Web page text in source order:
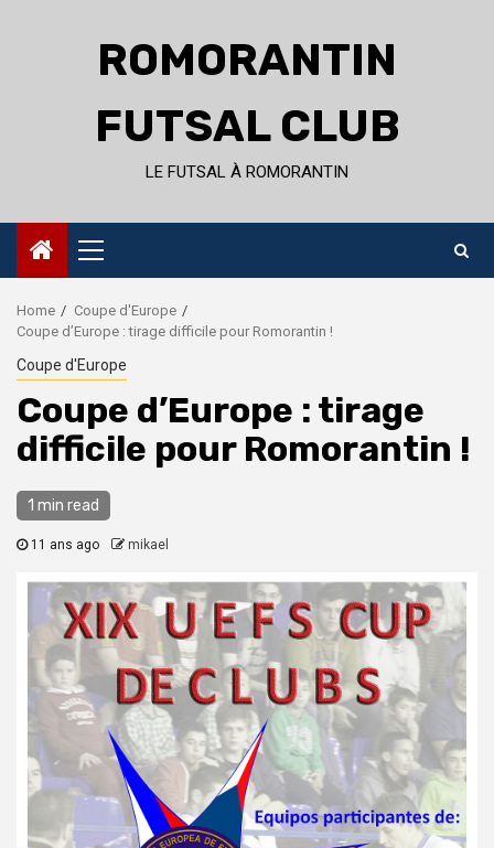
ROMORANTIN
FUTSAL CLUB
LE FUTSAL À ROMORANTIN
Primary
Menu
Home
Coupe d'Europe
Coupe d’Europe : tirage difficile pour Romorantin !
Coupe d'Europe
Coupe d’Europe : tirage
difficile pour Romorantin !
1 min read
11 ans ago mikael